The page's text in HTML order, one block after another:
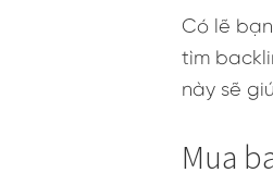
Có lẽ
tìm
này sẽ
Mua